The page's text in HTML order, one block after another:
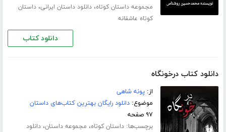
مجموعه داستان کوتاه،دانلود داستان ایرانی،داستان
کوتاه عاشقانه
دانلود کتاب
دانلود کتاب درخونگاه
از:پونه شاهی
موضوع:دانلود رایگان بهترین کتاب‌های داستان
۹۷ صفحه
برچسب‌ها:داستان کوتاه، مجموعه داستان،دانلود